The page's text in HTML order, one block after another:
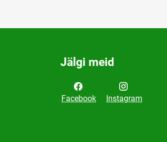
Jälgi meid
Facebook Instagram